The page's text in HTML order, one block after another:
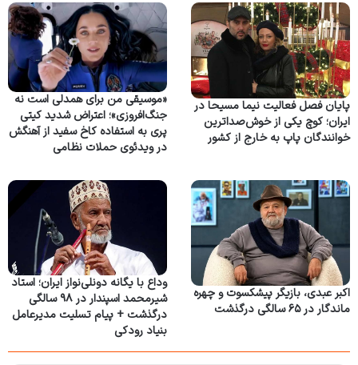
پایان فصل فعالیت نیما مسیحا در
ایران؛ کوچ یکی از خوش‌صداترین
خوانندگان پاپ به خارج از کشور
«موسیقی من برای همدلی است نه
جنگ‌افروزی»؛ اعتراض شدید کیتی
پری به استفاده کاخ سفید از آهنگش
در ویدئوی حملات نظامی
اکبر عبدی، بازیگر پیشکسوت و چهره
ماندگار در ۶۵ سالگی درگذشت
وداع با یگانه دونلی‌نواز ایران؛ استاد
شیرمحمد اسپندار در ۹۸ سالگی
درگذشت + پیام تسلیت مدیرعامل
بنیاد رودکی